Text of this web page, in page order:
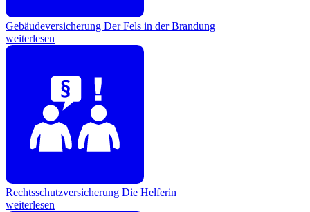
Gebäudeversicherung Der Fels in der Brandung
weiterlesen
Rechtsschutzversicherung Die Helferin
weiterlesen